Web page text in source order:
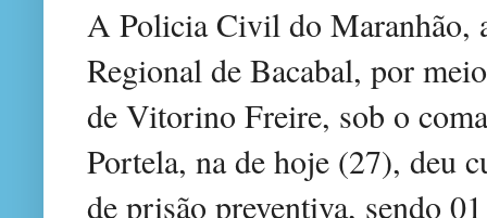
A Policia Civil do Maranhão,
Regional de Bacabal, por
de Vitorino Freire, sob o
Portela, na de hoje (27), deu
de prisão preventiva, sendo